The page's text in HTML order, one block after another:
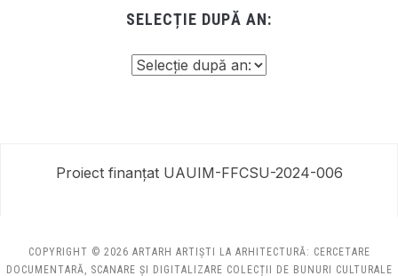
SELECȚIE DUPĂ AN:
Proiect finanțat UAUIM-FFCSU-2024-006
COPYRIGHT © 2026 ARTARH ARTIȘTI LA ARHITECTURĂ: CERCETARE
DOCUMENTARĂ, SCANARE ȘI DIGITALIZARE COLECȚII DE BUNURI CULTURALE